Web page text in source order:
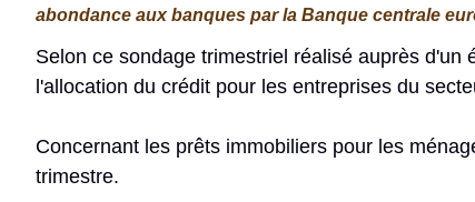
abondance aux banques par la Banque centrale
Selon ce sondage trimestriel réalisé auprès
l'allocation du crédit pour les entreprises du
Concernant les prêts immobiliers pour les
trimestre.